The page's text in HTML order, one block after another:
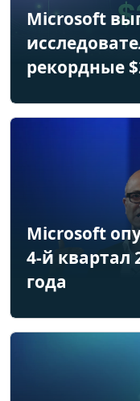
Microsoft
рекордные
Microsoft
4-й квартал
года